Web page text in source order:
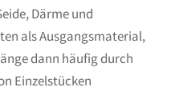
Därme und
als Ausgangsmaterial,
dann häufig durch
Einzelstücken